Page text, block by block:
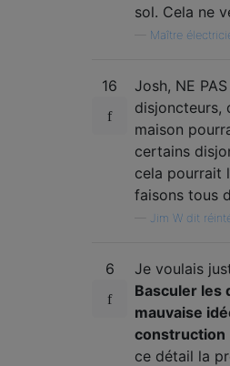
sol. Cela ne
Maître
16
Josh, NE
disjoncteurs,
maison
certains
cela pourrait
faisons tous
Jim W dit
6
Je voulais
Basculer les
mauvaise
construction
ce détail la